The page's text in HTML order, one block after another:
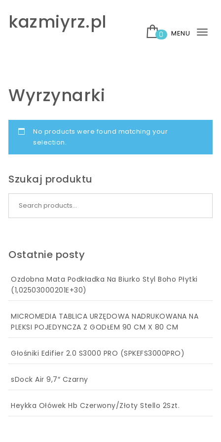
kazmiyrz.pl
0 MENU
Wyrzynarki
No products were found matching your
selection.
Szukaj produktu
Ostatnie posty
Ozdobna Mata Podkładka Na Biurko Styl Boho Płytki
(1,02503000201E+30)
MICROMEDIA TABLICA URZĘDOWA NADRUKOWANA NA
PLEKSI POJEDYNCZA Z GODŁEM 90 CM X 80 CM
Głośniki Edifier 2.0 S3000 PRO (SPKEFS3000PRO)
sDock Air 9,7″ Czarny
Heykka Ołówek Hb Czerwony/Złoty Stello 2Szt.